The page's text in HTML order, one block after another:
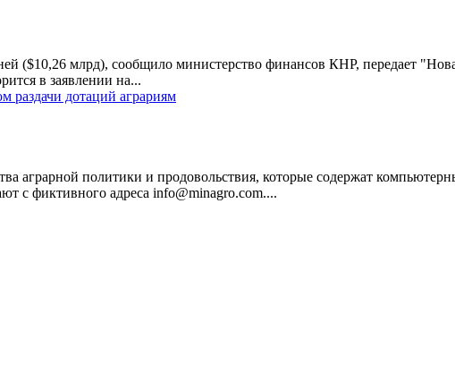
($10,26 млрд), сообщило министерство финансов КНР, передает
в заявлении на...
раздачи дотаций аграриям
аграрной политики и продовольствия, которые содержат
с фиктивного адреса info@minagro.com....